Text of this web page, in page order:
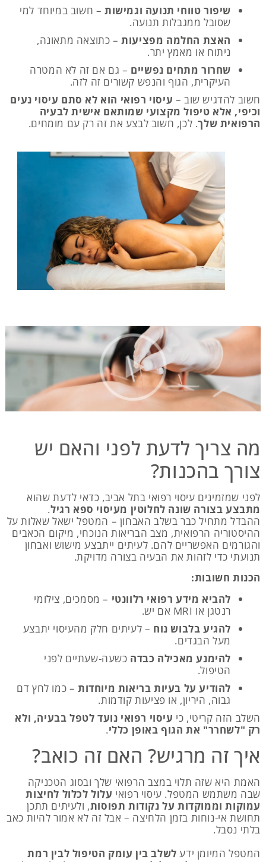
שיפור טווחי תנועה וגמישות– חשוב במיוחד למי
שסובל ממגבלות תנועה.
האצת החלמה מפציעות– כתוצאה מתאונה,
ניתוח או מאמץ יתר.
שחרור מתחים נפשיים – גם אם זה לא המטרה
העיקרית, הגוף והנפש קשורים זה לזה.
חשוב להדגיש שוב – עיסוי רפואי הוא לא סתם עיסוי נעים
וכיפי, אלא טיפול מקצועי שמותאם אישית לבעיה
הרפואית שלך. לכן, חשוב לבצע את זה רק עם מומחים.
מה צריך לדעת לפני והאם יש
צורך בהכנות?
לפני שמזמינים עיסוי רפואי בתל אביב, כדאי לדעת שהוא
מתבצע בצורה שונה לחלוטין מעיסוי ספא רגיל.
ההבדל מתחיל כבר בשלב האבחון – המטפל ישאל שאלות על
ההיסטוריה הרפואית, מצב הבריאות הנוכחי, מיקום הכאבים
והגורמים האפשריים להם. לעיתים ייתבצע מישוש ואבחון
תנועתי כדי לזהות את הבעיה בצורה מדויקת.
הכנות חשובות:
להביא מידע רפואי רלוונטי – מסמכים, צילומי
רנטגן או MRI אם יש.
להגיע בלבוש נוח – לעיתים חלק מהעיסוי יתבצע
מעל הבגדים.
להימנע מאכילה כבדה כשעה-שעתיים לפני
הטיפול.
להודיע על בעיות בריאות מיוחדות– כמו לחץ דם
גבוה, היריון, או פציעות קודמות.
השלב הזה קריטי, כי עיסוי רפואי נועד לטפל בבעיה, ולא
רק "לשחרר" את הגוף באופן כללי.
איך זה מרגיש? האם זה כואב?
האמת היא שזה תלוי במצב הרפואי שלך ובסוג הטכניקה
שבה משתמש המטפל. עיסוי רפואי עלול לכלול לחיצות
עמוקות וממוקדות על נקודות תפוסות, ולעיתים תתכן
תחושת אי-נוחות בזמן הלחיצה – אבל זה לא אמור להיות כאב
בלתי נסבל.
המטפל המיומן ידע לשלב בין עומק הטיפול לבין רמת